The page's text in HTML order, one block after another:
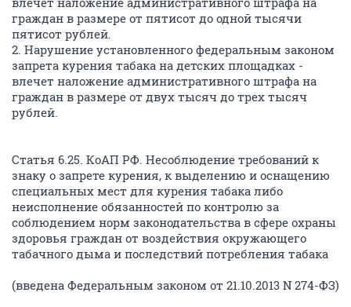
граждан в размере от пятисот до одной тысячи
пятисот рублей.
2. Нарушение установленного федеральным законом
запрета курения табака на детских площадках -
влечет наложение административного штрафа на
граждан в размере от двух тысяч до трех тысяч
рублей.
Статья 6.25. КоАП РФ. Несоблюдение требований к
знаку о запрете курения, к выделению и оснащению
специальных мест для курения табака либо
неисполнение обязанностей по контролю за
соблюдением норм законодательства в сфере охраны
здоровья граждан от воздействия окружающего
табачного дыма и последствий потребления табака
(введена Федеральным законом от 21.10.2013 N 274-ФЗ)